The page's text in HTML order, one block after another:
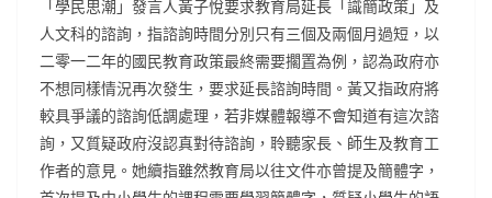
「學民思潮」發言人黃子悅要求教育局延長「識簡政策」及
人文科的諮詢，指諮詢時間分別只有三個及兩個月過短，以
二零一二年的國民教育政策最終需要擱置為例，認為政府亦
不想同樣情況再次發生，要求延長諮詢時間。黃又指政府將
較具爭議的諮詢低調處理，若非媒體報導不會知道有這次諮
詢，又質疑政府沒認真對待諮詢，聆聽家長、師生及教育工
作者的意見。她續指雖然教育局以往文件亦曾提及簡體字，